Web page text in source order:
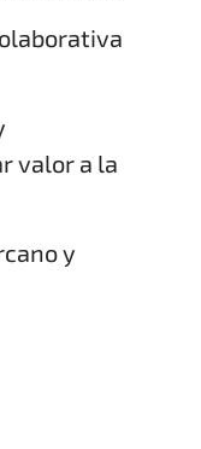
valor a la
y